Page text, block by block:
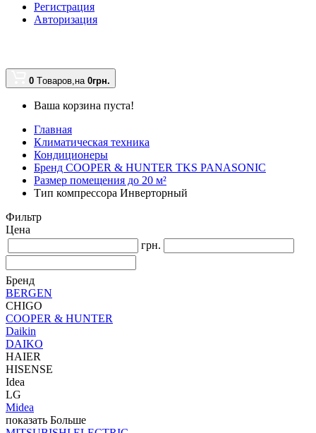
Регистрация
Авторизация
0 Tоваров,на 0грн.
Ваша корзина пуста!
Главная
Климатическая техника
Кондиционеры
Бренд COOPER & HUNTER TKS PANASONIC
Размер помещения до 20 м²
Тип компрессора Инверторный
Фильтр
Цена
грн.
Бренд
BERGEN
CHIGO
COOPER & HUNTER
Daikin
DAIKO
HAIER
HISENSE
Idea
LG
Midea
показать Больше